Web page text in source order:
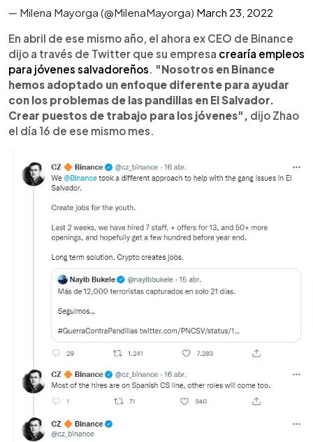
— Milena Mayorga (@MilenaMayorga) March 23, 2022
En abril de ese mismo año, el ahora ex CEO de Binance
dijo a través de Twitter que su empresa crearía empleos
para jóvenes salvadoreños
"Nosotros en Binance
hemos adoptado un enfoque diferente para ayudar
con los problemas de las pandillas en El Salvador.
Crear puestos de trabajo para los jóvenes", dijo Zhao
el día 16 de ese mismo mes.